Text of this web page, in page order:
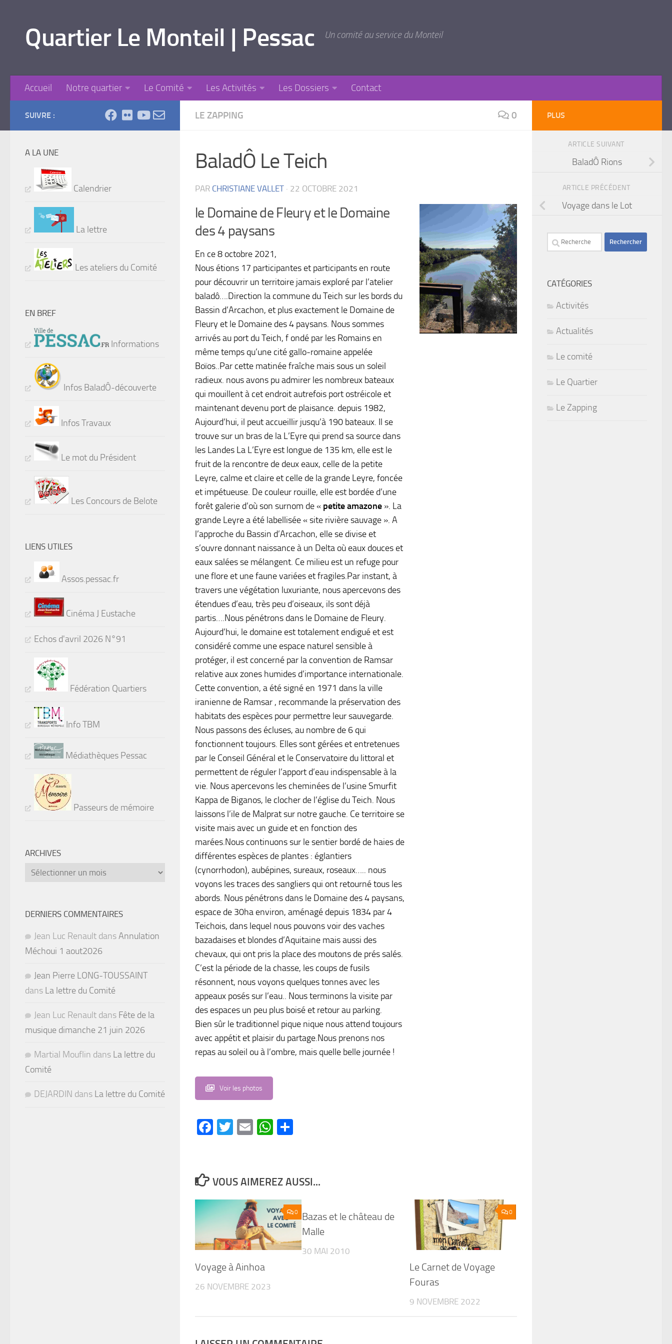
Quartier Le Monteil | Pessac Un comité au service du Monteil
Accueil Notre quartier Le Comité Les Activités Les Dossiers Contact
LE ZAPPING 0
BaladÔ Le Teich
PAR CHRISTIANE VALLET · 22 OCTOBRE 2021
le Domaine de Fleury et le Domaine
des 4 paysans
En ce 8 octobre 2021,
Nous étions 17 participantes et participants en route
pour découvrir un territoire jamais exploré par l’atelier
baladô….Direction la commune du Teich sur les bords du
Bassin d’Arcachon, et plus exactement le Domaine de
Fleury et le Domaine des 4 paysans. Nous sommes
arrivés au port du Teich, f ondé par les Romains en
même temps qu’une cité gallo-romaine appelée
Boïos..Par cette matinée fraîche mais sous un soleil
radieux. nous avons pu admirer les nombreux bateaux
qui mouillent à cet endroit autrefois port ostréicole et
maintenant devenu port de plaisance. depuis 1982,
Aujourd’hui, il peut accueillir jusqu’à 190 bateaux. Il se
trouve sur un bras de la L’Eyre qui prend sa source dans
les Landes La L’Eyre est longue de 135 km, elle est le
fruit de la rencontre de deux eaux, celle de la petite
Leyre, calme et claire et celle de la grande Leyre, foncée
et impétueuse. De couleur rouille, elle est bordée d’une
forêt galerie d’où son surnom de « petite amazone ». La
grande Leyre a été labellisée « site rivière sauvage ». A
l’approche du Bassin d’Arcachon, elle se divise et
s’ouvre donnant naissance à un Delta où eaux douces et
eaux salées se mélangent. Ce milieu est un refuge pour
une flore et une faune variées et fragiles.Par instant, à
travers une végétation luxuriante, nous apercevons des
étendues d’eau, très peu d’oiseaux, ils sont déjà
partis….Nous pénétrons dans le Domaine de Fleury.
Aujourd’hui, le domaine est totalement endigué et est
considéré comme une espace naturel sensible à
protéger, il est concerné par la convention de Ramsar
relative aux zones humides d’importance internationale.
Cette convention, a été signé en 1971 dans la ville
iranienne de Ramsar , recommande la préservation des
habitats des espèces pour permettre leur sauvegarde.
Nous passons des écluses, au nombre de 6 qui
fonctionnent toujours. Elles sont gérées et entretenues
par le Conseil Général et le Conservatoire du littoral et
permettent de réguler l’apport d’eau indispensable à la
vie. Nous apercevons les cheminées de l’usine Smurfit
Kappa de Biganos, le clocher de l’église du Teich. Nous
laissons l’ile de Malprat sur notre gauche. Ce territoire se
visite mais avec un guide et en fonction des
marées.Nous continuons sur le sentier bordé de haies de
différentes espèces de plantes : églantiers
(cynorrhodon), aubépines, sureaux, roseaux….. nous
voyons les traces des sangliers qui ont retourné tous les
abords. Nous pénétrons dans le Domaine des 4 paysans,
espace de 30ha environ, aménagé depuis 1834 par 4
Teichois, dans lequel nous pouvons voir des vaches
bazadaises et blondes d’Aquitaine mais aussi des
chevaux, qui ont pris la place des moutons de prés salés.
C’est la période de la chasse, les coups de fusils
résonnent, nous voyons quelques tonnes avec les
appeaux posés sur l’eau.. Nous terminons la visite par
des espaces un peu plus boisé et retour au parking.
Bien sûr le traditionnel pique nique nous attend toujours
avec appétit et plaisir du partage.Nous prenons nos
repas au soleil ou à l’ombre, mais quelle belle journée !
Voir les photos
Facebook
Twitter
EmailWhatsApp
VOUS AIMEREZ AUSSI...
0
Voyage à Ainhoa
26 NOVEMBRE 2023
Bazas et le château de
Malle
30 MAI 2010
0
Le Carnet de Voyage
Fouras
9 NOVEMBRE 2022
SUIVRE :
A LA UNE
Calendrier
La lettre
Les ateliers du Comité
EN BREF
Informations
Infos BaladÔ-découverte
Infos Travaux
Le mot du Président
Les Concours de Belote
LIENS UTILES
Assos.pessac.fr
Cinéma J Eustache
Echos d'avril 2026 N°91
Fédération Quartiers
Info TBM
Médiathèques Pessac
Passeurs de mémoire
ARCHIVES
Archives
DERNIERS COMMENTAIRES
Jean Luc Renault dansAnnulation
Méchoui 1 aout2026
Jean Pierre LONG-TOUSSAINT
dans La lettre du Comité
Jean Luc Renault dans Fête de la
musique dimanche 21 juin 2026
Martial Mouflin dans La lettre du
Comité
DEJARDIN dans La lettre du Comité
PLUS
ARTICLE SUIVANT
BaladÔ Rions
ARTICLE PRÉCÉDENT
Voyage dans le Lot
Rechercher :
CATÉGORIES
Activités
Actualités
Le comité
Le Quartier
Le Zapping